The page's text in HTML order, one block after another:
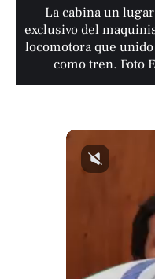
La cabina un
exclusivo del
locomotora que
como tren. Foto